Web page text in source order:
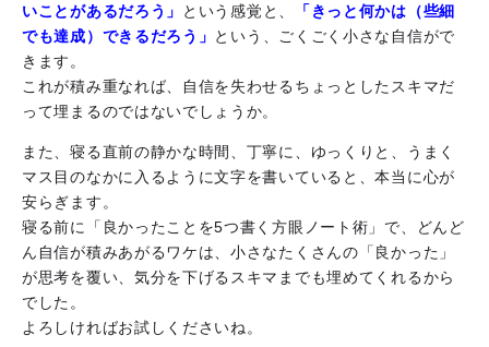
いことがあるだろう」
という感覚と、
「きっと何かは（些細
でも達成）できるだろう」 という、ごくごく小さな自信がで
きます。
これが積み重なれば、自信を失わせるちょっとしたスキマだ
って埋まるのではないでしょうか。
また、寝る直前の静かな時間、丁寧に、ゆっくりと、うまく
マス目のなかに入るように文字を書いていると、本当に心が
安らぎます。
寝る前に「良かったことを5つ書く方眼ノート術」で、どんど
ん自信が積みあがるワケは、小さなたくさんの「良かった」
が思考を覆い、気分を下げるスキマまでも埋めてくれるから
でした。
よろしければお試しくださいね。